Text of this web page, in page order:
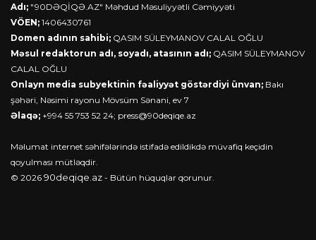
Adı; "90DƏQİQƏ.AZ" Məhdud Məsuliyyətli Cəmiyyəti
VÖEN; 1406430761
Domen adının sahibi; QASIM SÜLEYMANOV CALAL OĞLU
Məsul redaktorun adı, soyadı, atasının adı; QASIM SÜLEYMANOV
CALAL OĞLU
Onlayn media subyektinin fəaliyyət göstərdiyi ünvan; Bakı
şəhəri, Nəsimi rayonu Mövsüm Sənani, ev 7
Əlaqə; +994 55 753 52 24; press@90deqiqe.az
Məlumat internet səhifələrində istifadə edildikdə müvafiq keçidin
qoyulması mütləqdir.
© 2026 90deqiqe.az - Bütün hüquqlar qorunur.